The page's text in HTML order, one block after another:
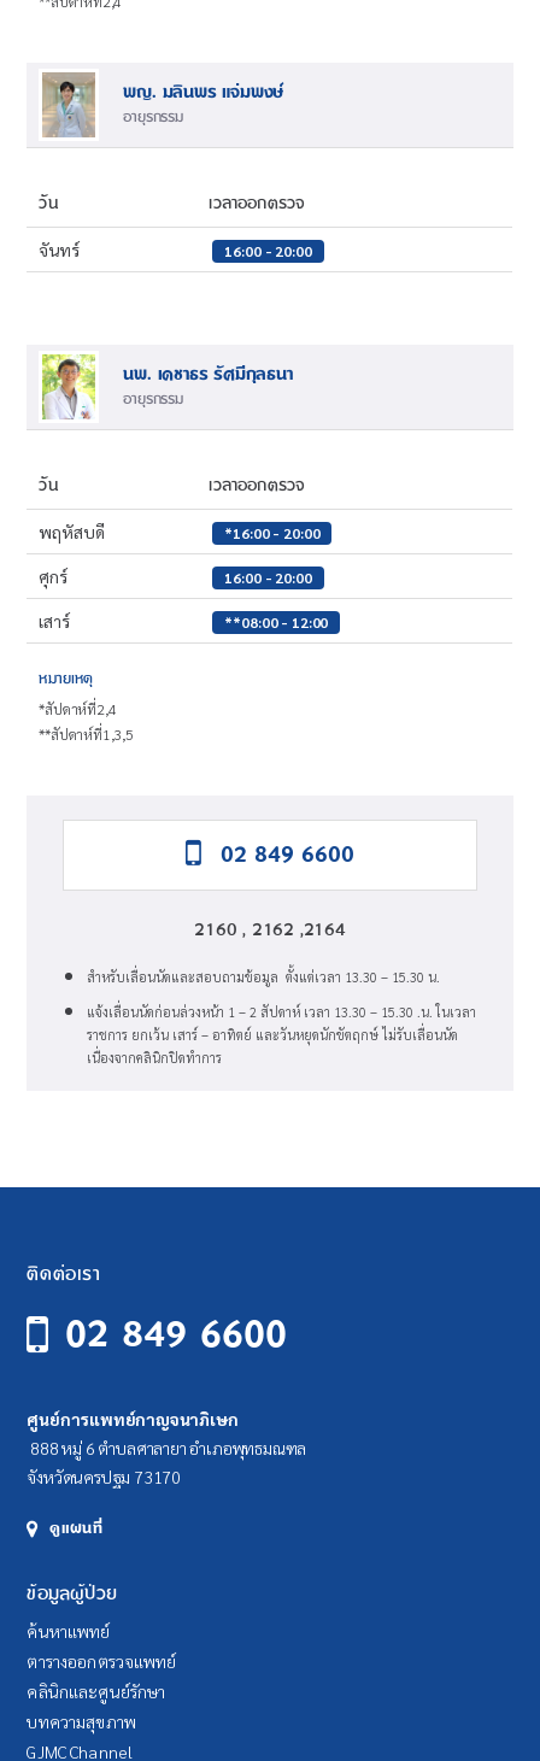
พญ. มลินพร แจ่มพงษ์
อายุรกรรม
วัน เวลาออกตรวจ
จันทร์ 16:00 - 20:00
นพ. เดชาธร รัศมีกุลธนา
อายุรกรรม
วัน เวลาออกตรวจ
พฤหัสบดี *16:00 - 20:00
ศุกร์ 16:00 - 20:00
เสาร์ **08:00 - 12:00
หมายเหตุ
*สัปดาห์ที่2,4
**สัปดาห์ที่1,3,5
02 849 6600
2160 , 2162 ,2164
สำหรับเลื่อนนัดและสอบถามข้อมูล ตั้งแต่เวลา 13.30 – 15.30 น.
แจ้งเลื่อนนัดก่อนล่วงหน้า 1 – 2 สัปดาห์ เวลา 13.30 – 15.30 .น. ในเวลา
ราชการ ยกเว้น เสาร์ – อาทิตย์ และวันหยุดนักขัตฤกษ์ ไม่รับเลื่อนนัด
เนื่องจากคลินิกปิดทำการ
ติดต่อเรา
02 849 6600
ศูนย์การแพทย์กาญจนาภิเษก
888 หมู่ 6 ตำบลศาลายา อำเภอพุทธมณฑล
จังหวัดนครปฐม 73170
ดูแผนที่
ข้อมูลผู้ป่วย
ค้นหาแพทย์
ตารางออกตรวจแพทย์
คลินิกและศูนย์รักษา
บทความสุขภาพ
GJMC Channel